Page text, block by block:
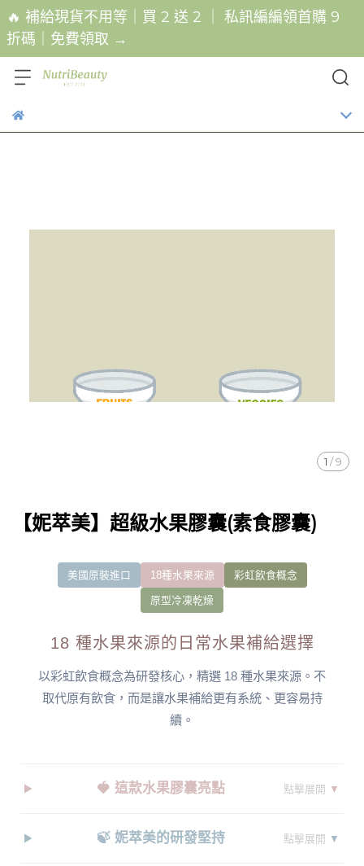
🔥 補給現貨不用等｜買 2 送 2 ｜ 私訊編編領首購 9
折碼｜免費領取 →
1 /9
【妮萃美】超級水果膠囊(素食膠囊)
美國原裝進口 18種水果來源 彩虹飲食概念
原型冷凍乾燥
18 種水果來源的日常水果補給選擇
以彩虹飲食概念為研發核心，精選 18 種水果來源。不
取代原有飲食，而是讓水果補給更有系統、更容易持
續。
🍓 這款水果膠囊亮點 點擊展開 ▼
🍃 妮萃美的研發堅持 點擊展開 ▼